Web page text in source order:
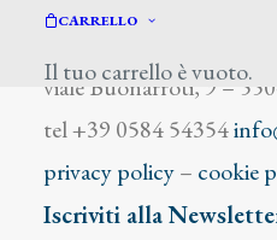
CARRELLO
Il tuo carrello è vuoto.
viale Buonarroti, 9 –
tel +39 0584 54354
privacy policy– cookie
Iscriviti alla